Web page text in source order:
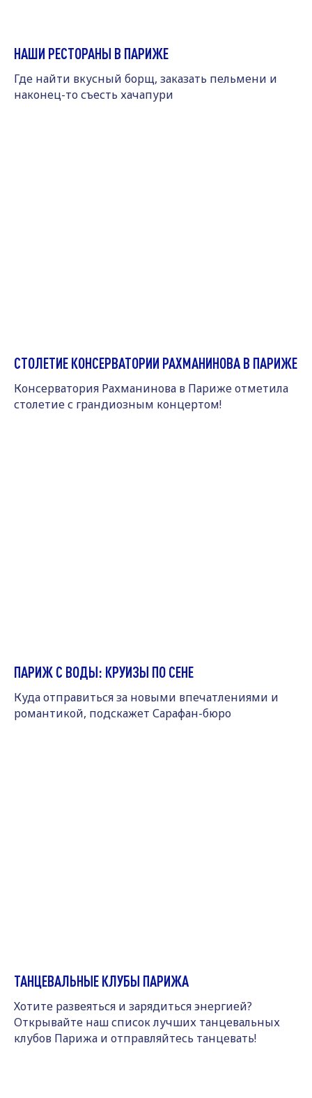
НАШИ РЕСТОРАНЫ В ПАРИЖЕ
Где найти вкусный борщ, заказать пельмени и
наконец-то съесть хачапури
СТОЛЕТИЕ КОНСЕРВАТОРИИ РАХМАНИНОВА В ПАРИЖЕ
Консерватория Рахманинова в Париже отметила
столетие с грандиозным концертом!
ПАРИЖ С ВОДЫ: КРУИЗЫ ПО СЕНЕ
Куда отправиться за новыми впечатлениями и
романтикой, подскажет Сарафан-бюро
ТАНЦЕВАЛЬНЫЕ КЛУБЫ ПАРИЖА
Хотите развеяться и зарядиться энергией?
Открывайте наш список лучших танцевальных
клубов Парижа и отправляйтесь танцевать!